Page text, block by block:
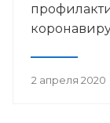
2 апреля 2020